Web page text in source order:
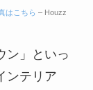
はこちら – Houzz
ン」といっ
ンテリア